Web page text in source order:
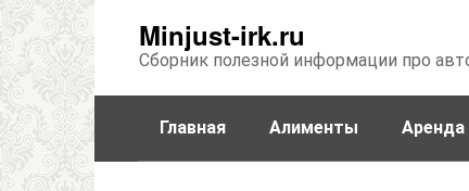
Minjust-irk.ru
Сборник полезной информации про
Главная Алименты Аренда